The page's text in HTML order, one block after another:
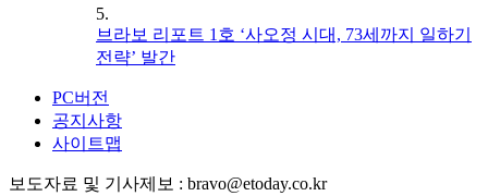
5.
브라보 리포트 1호 ‘사오정 시대, 73세까지 일하기
전략’ 발간
PC버전
공지사항
사이트맵
보도자료 및 기사제보 : bravo@etoday.co.kr